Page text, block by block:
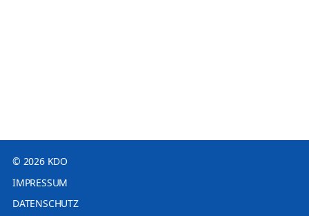
© 2026 KDO
IMPRESSUM
DATENSCHUTZ